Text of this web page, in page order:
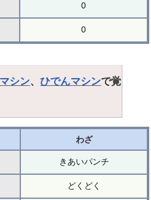
0
0
シン、ひでんマシンで覚
わざ
きあいパンチ
どくどく